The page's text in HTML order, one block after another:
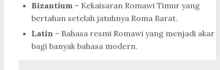
Bizantium – Kekaisaran Romawi Timur yang
bertahan setelah jatuhnya Roma Barat.
Latin – Bahasa resmi Romawi yang menjadi akar
bagi banyak bahasa modern.